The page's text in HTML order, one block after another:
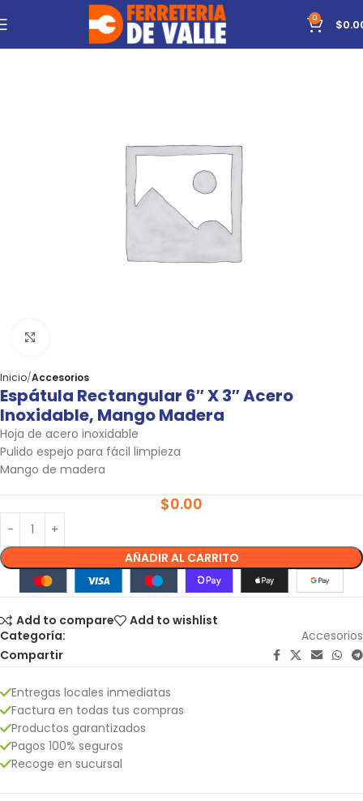
0 $
Inicio Accesorios
Espátula Rectangular 6″ X 3″ Acero
Inoxidable, Mango Madera
Hoja de acero inoxidable
Pulido espejo para fácil limpieza
Mango de madera
$0.00
AÑADIR AL CARRITO
Add to compare
Add to wishlist
Categoría:
Accesorios
Compartir
Entregas locales inmediatas
Factura en todas tus compras
Productos garantizados
Pagos 100% seguros
Recoge en sucursal